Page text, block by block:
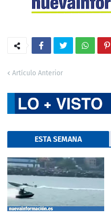
Artículo Anterior
ESTA SEMANA